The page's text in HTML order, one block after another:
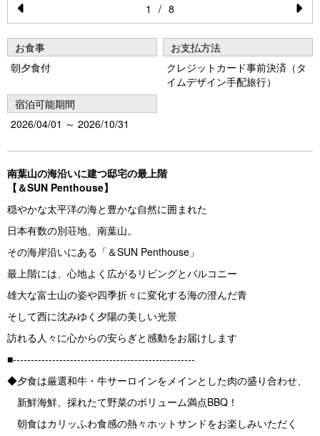
Pr
e
vi
o
u
s
N
xt
1 / 8
お食事
朝夕食付
お支払方法
クレジットカード事前決済（タ
イムデザイン手配旅行）
宿泊可能期間
2026/04/01 ～ 2026/10/31
南葉山の海沿いに建つ邸宅の最上階
【＆SUN Penthouse】
穏やかな太平洋の海と豊かな自然に囲まれた
日本有数の別荘地、南葉山。
その海岸沿いにある「＆SUN Penthouse」
最上階には、心地よく広がるリビングとバルコニー
雄大な富士山の姿や四季折々に変化する海の澄んだ青
そして西に沈みゆく夕陽の美しい光景
訪れる人々に心からの安らぎと感動をお届けします
■---------------------------------------------------
◆夕食は厳選和牛・牛サーロインをメインとした肉の盛り合わせ、
新鮮海鮮、採れたて野菜のボリューム満点BBQ！
朝食はカリッふわ食感の熱々ホットサンドをお楽しみいただく